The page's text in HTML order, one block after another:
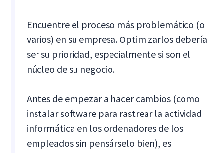
Encuentre el proceso más problemático (o
varios) en su empresa. Optimizarlos debería
ser su prioridad, especialmente si son el
núcleo de su negocio.
Antes de empezar a hacer cambios (como
instalar software para rastrear la actividad
informática en los ordenadores de los
empleados sin pensárselo bien), es